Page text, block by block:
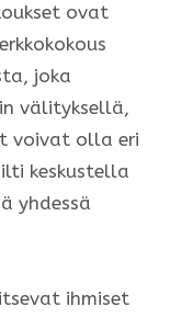
ovat
joka
välityksellä,
voivat olla eri
keskustella
yhdessä
ihmiset